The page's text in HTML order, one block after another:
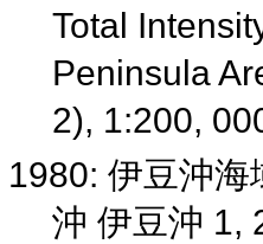
Total
Peninsula
2), 1:200,
1980: 伊豆沖
沖 伊豆沖 1,